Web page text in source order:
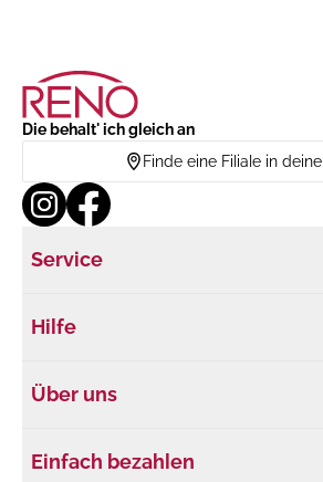
Die behalt' ich gleich an
Finde eine Filiale in
Service
Hilfe
Über uns
Einfach bezahlen